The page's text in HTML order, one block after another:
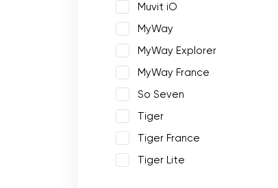
Muvit iO
MyWay
MyWay Explorer
MyWay France
So Seven
Tiger
Tiger France
Tiger Lite